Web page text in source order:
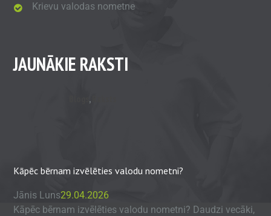
Krievu valodas nometne
JAUNĀKIE RAKSTI
,
Kāpēc bērnam izvēlēties valodu nometni?
Jānis Luns29.04.2026
Kāpēc bērnam izvēlēties valodu nometni? Daudzi vecāki,